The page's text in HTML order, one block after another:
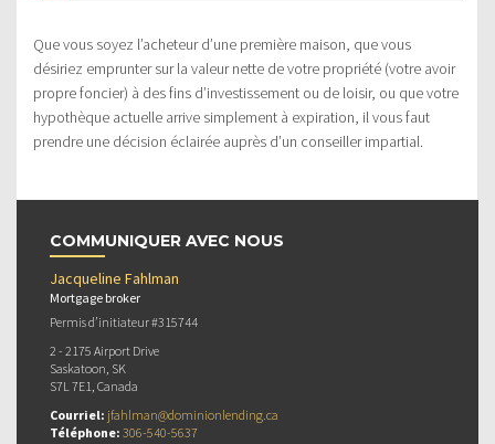
Que vous soyez l’acheteur d’une première maison, que vous
désiriez emprunter sur la valeur nette de votre propriété (votre avoir
propre foncier) à des fins d’investissement ou de loisir, ou que votre
hypothèque actuelle arrive simplement à expiration, il vous faut
prendre une décision éclairée auprès d’un conseiller impartial.
COMMUNIQUER AVEC NOUS
Jacqueline Fahlman
Mortgage broker
Permis d’initiateur #315744
2 - 2175 Airport Drive
Saskatoon, SK
S7L 7E1, Canada
Courriel: jfahlman@dominionlending.ca
Téléphone: 306-540-5637